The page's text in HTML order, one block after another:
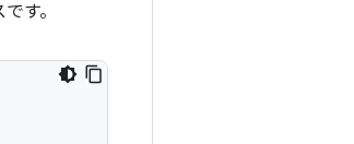
す。